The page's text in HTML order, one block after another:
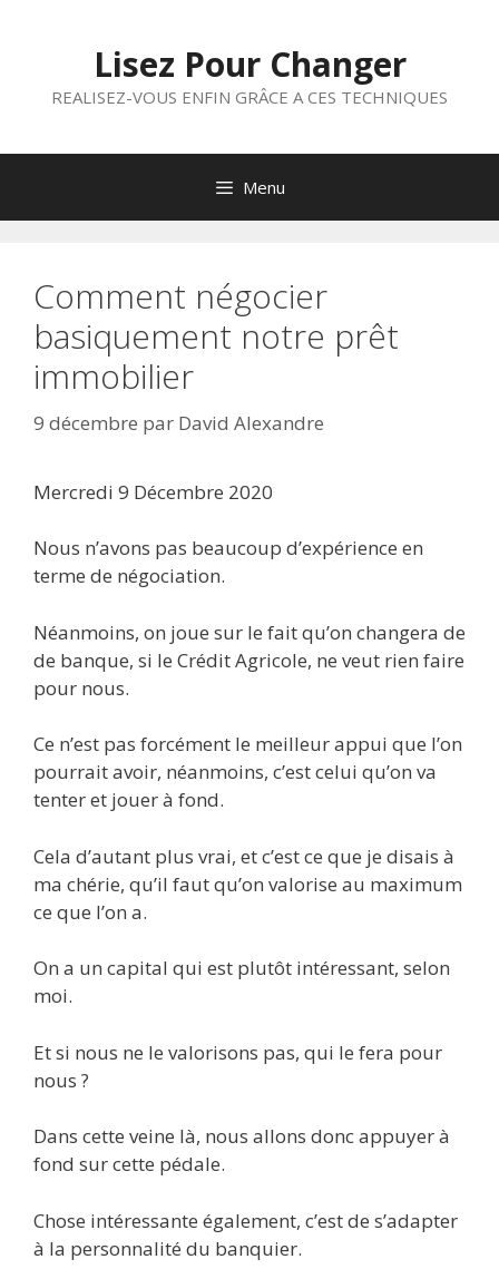
Lisez Pour Changer
REALISEZ-VOUS ENFIN GRÂCE A CES TECHNIQUES
Menu
Comment négocier
basiquement notre prêt
immobilier
9 décembre par David Alexandre
Mercredi 9 Décembre 2020
Nous n’avons pas beaucoup d’expérience en
terme de négociation.
Néanmoins, on joue sur le fait qu’on changera de
de banque, si le Crédit Agricole, ne veut rien faire
pour nous.
Ce n’est pas forcément le meilleur appui que l’on
pourrait avoir, néanmoins, c’est celui qu’on va
tenter et jouer à fond.
Cela d’autant plus vrai, et c’est ce que je disais à
ma chérie, qu’il faut qu’on valorise au maximum
ce que l’on a.
On a un capital qui est plutôt intéressant, selon
moi.
Et si nous ne le valorisons pas, qui le fera pour
nous ?
Dans cette veine là, nous allons donc appuyer à
fond sur cette pédale.
Chose intéressante également, c’est de s’adapter
à la personnalité du banquier.